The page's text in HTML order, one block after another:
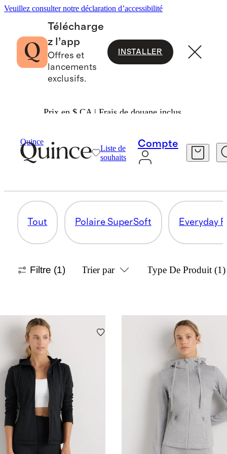
Veuillez consulter notre déclaration d’accessibilité
Télécharge
z l’app
Offres et
lancements
exclusifs.
INSTALLER
Prix en $ CA | Frais de douane inclus.
Quince
Liste de
souhaits
Compte
Sweat-Shirts
AUTRES FAVORIS
Tout Polaire SuperSoft Everyday
Filtre (1) Trier par Type De Produit (1)